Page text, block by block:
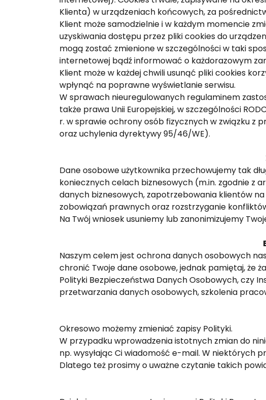
Klienta) w urządzeniach końcowych, za
Klient może samodzielnie i w każdym momencie
uzyskiwania dostępu przez pliki cookies do
mogą zostać zmienione w szczególności w taki
internetowej bądź informować o każdorazowym
Klient może w każdej chwili usunąć pliki cookies
wpłynąć na poprawne wyświetlanie serwisu.
W sprawach nieuregulowanych regulaminem
także prawa Unii Europejskiej, w szczególności
r. w sprawie ochrony osób fizycznych w związku z
oraz uchylenia dyrektywy 95/46/WE).
Dane osobowe użytkownika przechowujemy tak
koniecznych celach biznesowych (m.in. zgodnie z
danych biznesowych, zapotrzebowania klientów
zobowiązań prawnych oraz rozstrzyganie
Na Twój wniosek usuniemy lub zanonimizujemy
Naszym celem jest ochrona danych osobowych
chronić Twoje dane osobowe, jednak pamiętaj, że
Polityki Bezpieczeństwa Danych Osobowych, czy
przetwarzania danych osobowych, szkolenia
Okresowo możemy zmieniać zapisy Polityki.
W przypadku wprowadzenia istotnych zmian do
np. wysyłając Ci wiadomość e-mail. W niektórych
Dlatego też prosimy o uważne czytanie takich